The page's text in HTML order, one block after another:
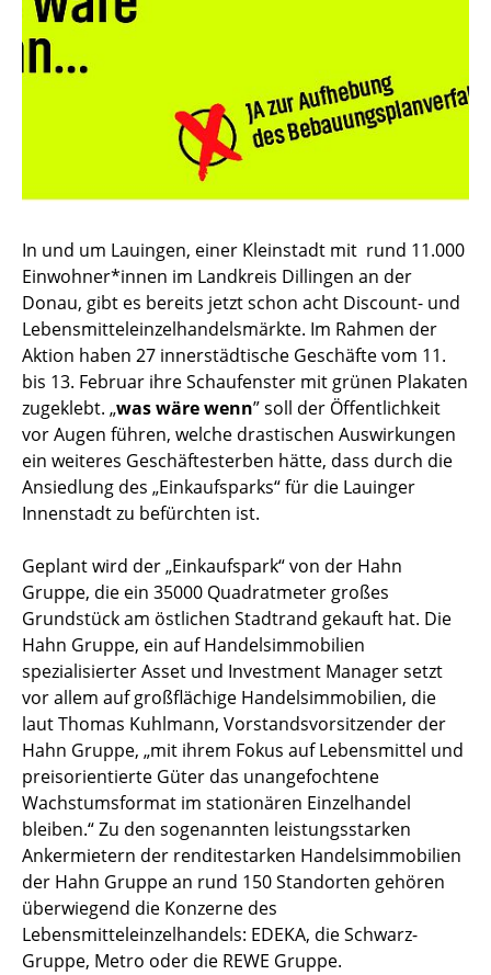
In und um Lauingen, einer Kleinstadt mit rund 11.000
Einwohner*innen im Landkreis Dillingen an der
Donau, gibt es bereits jetzt schon acht Discount- und
Lebensmitteleinzelhandelsmärkte. Im Rahmen der
Aktion haben 27 innerstädtische Geschäfte vom 11.
bis 13. Februar ihre Schaufenster mit grünen Plakaten
zugeklebt. „was wäre wenn” soll der Öffentlichkeit
vor Augen führen, welche drastischen Auswirkungen
ein weiteres Geschäftesterben hätte, dass durch die
Ansiedlung des „Einkaufsparks“ für die Lauinger
Innenstadt zu befürchten ist.
Geplant wird der „Einkaufspark“ von der Hahn
Gruppe, die ein 35000 Quadratmeter großes
Grundstück am östlichen Stadtrand gekauft hat. Die
Hahn Gruppe, ein auf Handelsimmobilien
spezialisierter Asset und Investment Manager setzt
vor allem auf großflächige Handelsimmobilien, die
laut Thomas Kuhlmann, Vorstandsvorsitzender der
Hahn Gruppe, „mit ihrem Fokus auf Lebensmittel und
preisorientierte Güter das unangefochtene
Wachstumsformat im stationären Einzelhandel
bleiben.“ Zu den sogenannten leistungsstarken
Ankermietern der renditestarken Handelsimmobilien
der Hahn Gruppe an rund 150 Standorten gehören
überwiegend die Konzerne des
Lebensmitteleinzelhandels: EDEKA, die Schwarz-
Gruppe, Metro oder die REWE Gruppe.